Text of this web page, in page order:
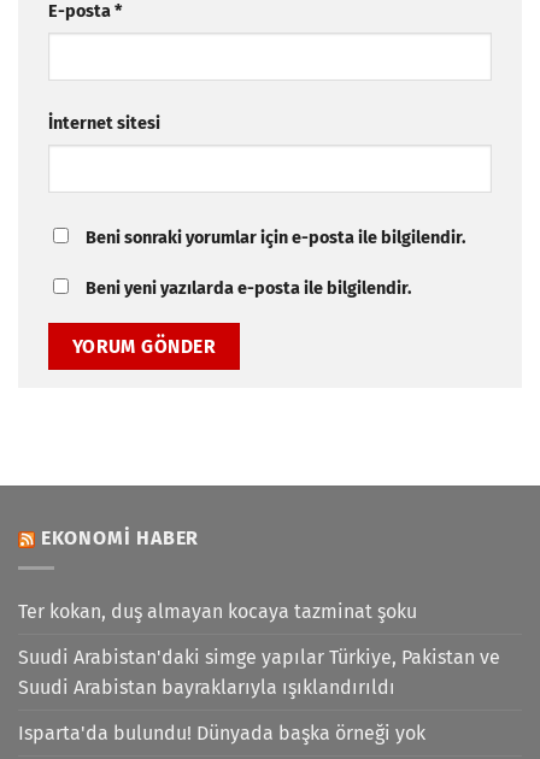
E-posta*
İnternet sitesi
Beni sonraki yorumlar için e-posta ile bilgilendir.
Beni yeni yazılarda e-posta ile bilgilendir.
EKONOMI HABER
Ter kokan, duş almayan kocaya tazminat şoku
Suudi Arabistan'daki simge yapılar Türkiye, Pakistan ve
Suudi Arabistan bayraklarıyla ışıklandırıldı
Isparta'da bulundu! Dünyada başka örneği yok